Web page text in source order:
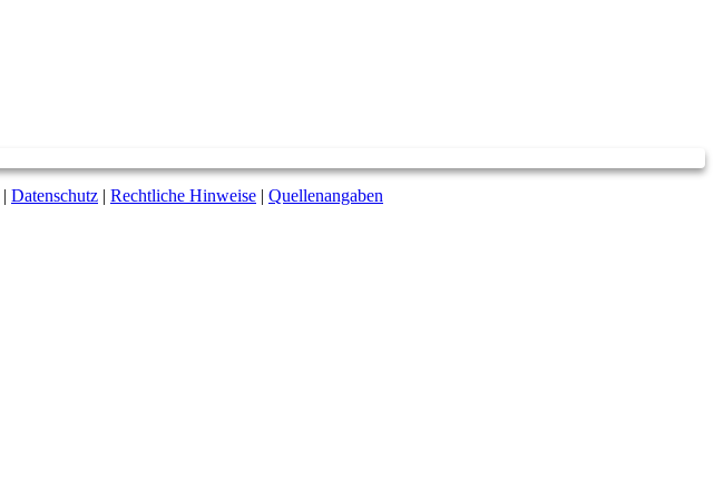
| Datenschutz | Rechtliche Hinweise | Quellenangaben